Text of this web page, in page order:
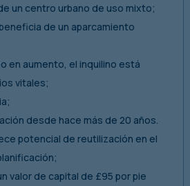
un centro urbano de uso mixto;
de un aparcamiento
en aumento, el inquilino está
vitales;
desde hace más de 20 años.
potencial de reutilización en el
valor de capital de £95 por pie